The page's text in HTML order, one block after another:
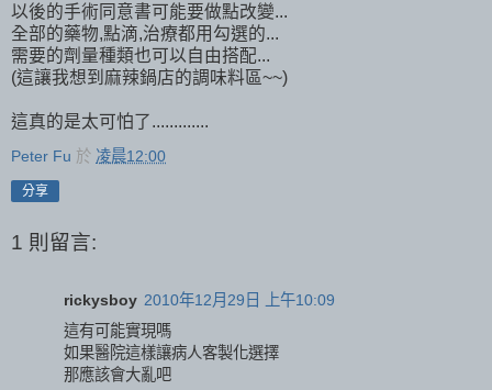
以後的手術同意書可能要做點改變...
全部的藥物,點滴,治療都用勾選的...
需要的劑量種類也可以自由搭配...
(這讓我想到麻辣鍋店的調味料區~~)
這真的是太可怕了.............
Peter Fu 於 凌晨12:00
分享
1 則留言:
rickysboy 2010年12月29日 上午10:09
這有可能實現嗎
如果醫院這樣讓病人客製化選擇
那應該會大亂吧